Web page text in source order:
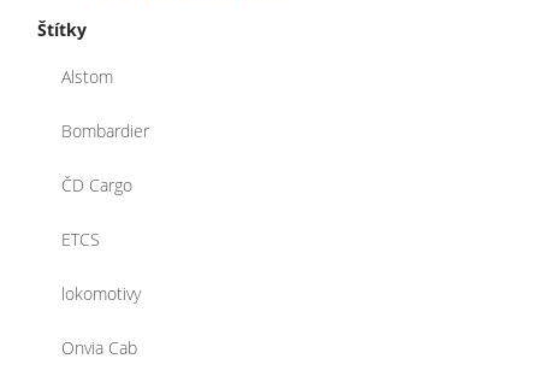
Štítky
Alstom
Bombardier
ČD Cargo
ETCS
lokomotivy
Onvia Cab